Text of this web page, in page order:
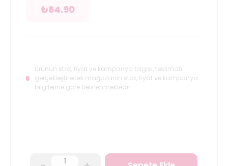
₺64.90
Ürünün stok, fiyat ve kampanya bilgisi, teslimatı
gerçekleştirecek mağazanın stok, fiyat ve kampanya
bilgilerine göre belirlenmektedir.